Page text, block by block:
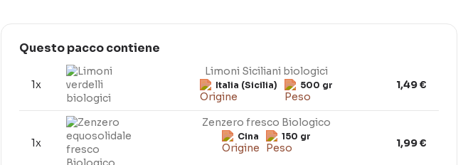
Questo pacco contiene
1x
Limoni Siciliani biologici
Italia (Sicilia) 500 gr 1,49 €
1x
Zenzero fresco Biologico
Cina 150 gr 1,99 €